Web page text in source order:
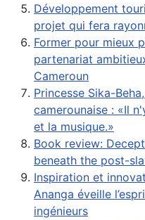
Développement
projet qui fera
Former pour mieux
partenariat
Cameroun
Princesse Sika-
camerounaise : «Il
et la musique.»
Book review:
beneath the post-
Inspiration et
Ananga éveille
ingénieurs